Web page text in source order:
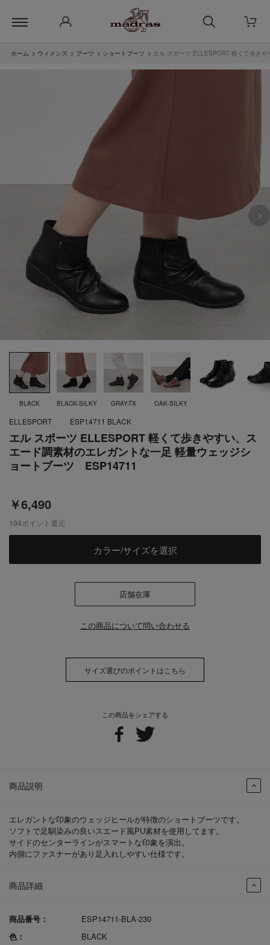
ホーム > ウィメンズ > ブーツ > ショートブーツ > エル スポーツ ELLESPORT 軽くて歩き
BLACK BLACK-SILKY GRAY-TX OAK-SILKY
エル スポーツ ELLESPORT 軽くて歩きやすい、ス
エード調素材のエレガントな一足 軽量ウェッジシ
ョートブーツ ESP14711
￥6,490
商品詳細
商品番号：
ESP14711-BLA-230
色：
BLACK
この商品をシェアする
商品説明
エレガントな印象のウェッジヒールが特徴のショートブーツです。
ソフトで足馴染みの良いスエード風PU素材を使用してます。
サイドのセンターラインがスマートな印象を演出。
内側にファスナーがあり足入れしやすい仕様です。
ELLESPORT ESP14711 BLACK
194ポイント還元
カラー/サイズを選択
店舗在庫
この商品について問い合わせる
サイズ選びのポイントはこちら